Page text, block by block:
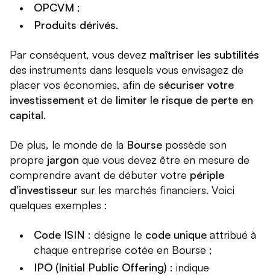
OPCVM ;
Produits dérivés.
Par conséquent, vous devez maîtriser les subtilités
des instruments dans lesquels vous envisagez de
placer vos économies, afin de sécuriser votre
investissement et de limiter le risque de perte en
capital.
De plus, le monde de la Bourse possède son
propre jargon que vous devez être en mesure de
comprendre avant de débuter votre périple
d’investisseur sur les marchés financiers. Voici
quelques exemples :
Code ISIN : désigne le code unique attribué à
chaque entreprise cotée en Bourse ;
IPO (Initial Public Offering) : indique